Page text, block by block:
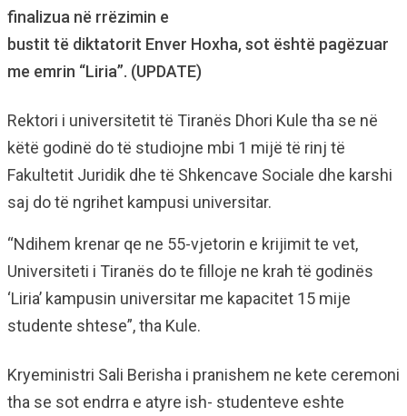
finalizua në rrëzimin e
bustit të diktatorit Enver Hoxha, sot është pagëzuar
me emrin “Liria”. (UPDATE)
Rektori i universitetit të Tiranës Dhori Kule tha se në
këtë godinë do të studiojne mbi 1 mijë të rinj të
Fakultetit Juridik dhe të Shkencave Sociale dhe karshi
saj do të ngrihet kampusi universitar.
“Ndihem krenar qe ne 55-vjetorin e krijimit te vet,
Universiteti i Tiranës do te filloje ne krah të godinës
‘Liria’ kampusin universitar me kapacitet 15 mije
studente shtese”, tha Kule.
Kryeministri Sali Berisha i pranishem ne kete ceremoni
tha se sot endrra e atyre ish- studenteve eshte